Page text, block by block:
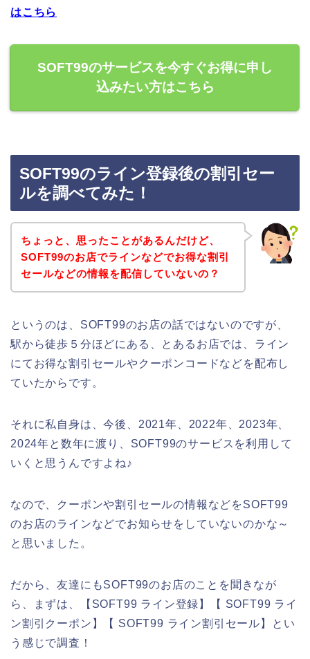
はこちら
SOFT99のサービスを今すぐお得に申し
込みたい方はこちら
SOFT99のライン登録後の割引セー
ルを調べてみた！
ちょっと、思ったことがあるんだけど、
SOFT99のお店でラインなどでお得な割引
セールなどの情報を配信していないの？
というのは、SOFT99のお店の話ではないのですが、
駅から徒歩５分ほどにある、とあるお店では、ライン
にてお得な割引セールやクーポンコードなどを配布し
ていたからです。
それに私自身は、今後、2021年、2022年、2023年、
2024年と数年に渡り、SOFT99のサービスを利用して
いくと思うんですよね♪
なので、クーポンや割引セールの情報などをSOFT99
のお店のラインなどでお知らせをしていないのかな～
と思いました。
だから、友達にもSOFT99のお店のことを聞きなが
ら、まずは、【SOFT99 ライン登録】【 SOFT99 ライ
ン割引クーポン】【 SOFT99 ライン割引セール】とい
う感じで調査！